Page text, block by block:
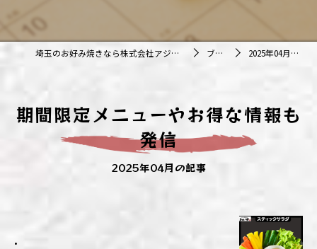
埼玉のお好み焼きなら株式会社アジルカンパニー ブログ 2025年04月の記事
期間限定メニューやお得な情報も
発信
2025年04月の記事
.